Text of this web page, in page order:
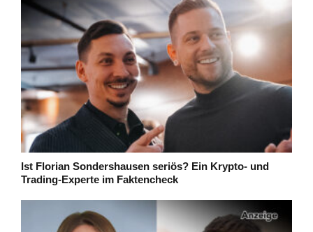
Ist Florian Sondershausen seriös? Ein Krypto- und
Trading-Experte im Faktencheck